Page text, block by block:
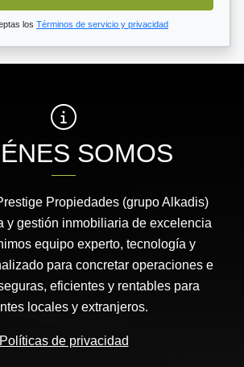
los Términos de servicio y privacidad
SOMOS
Propiedades (grupo Alkadis)
y gestión inmobiliaria de excelencia
equipo experto, tecnología y
para concretar operaciones e
eficientes y rentables para
locales y extranjeros.
Políticas de privacidad